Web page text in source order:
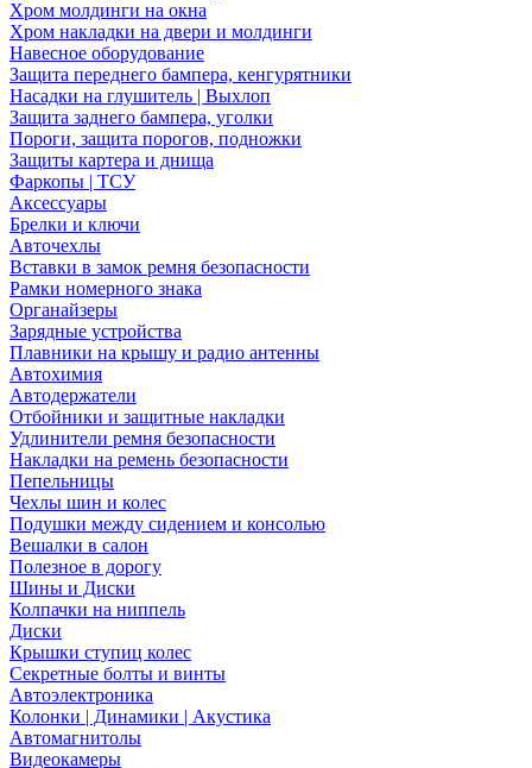
Хром молдинги на окна
Хром накладки на двери и молдинги
Навесное оборудование
Защита переднего бампера, кенгурятники
Насадки на глушитель | Выхлоп
Защита заднего бампера, уголки
Пороги, защита порогов, подножки
Защиты картера и днища
Фаркопы | ТСУ
Аксессуары
Брелки и ключи
Авточехлы
Вставки в замок ремня безопасности
Рамки номерного знака
Органайзеры
Зарядные устройства
Плавники на крышу и радио антенны
Автохимия
Автодержатели
Отбойники и защитные накладки
Удлинители ремня безопасности
Накладки на ремень безопасности
Пепельницы
Чехлы шин и колес
Подушки между сидением и консолью
Вешалки в салон
Полезное в дорогу
Шины и Диски
Колпачки на ниппель
Диски
Крышки ступиц колес
Секретные болты и винты
Автоэлектроника
Колонки | Динамики | Акустика
Автомагнитолы
Видеокамеры